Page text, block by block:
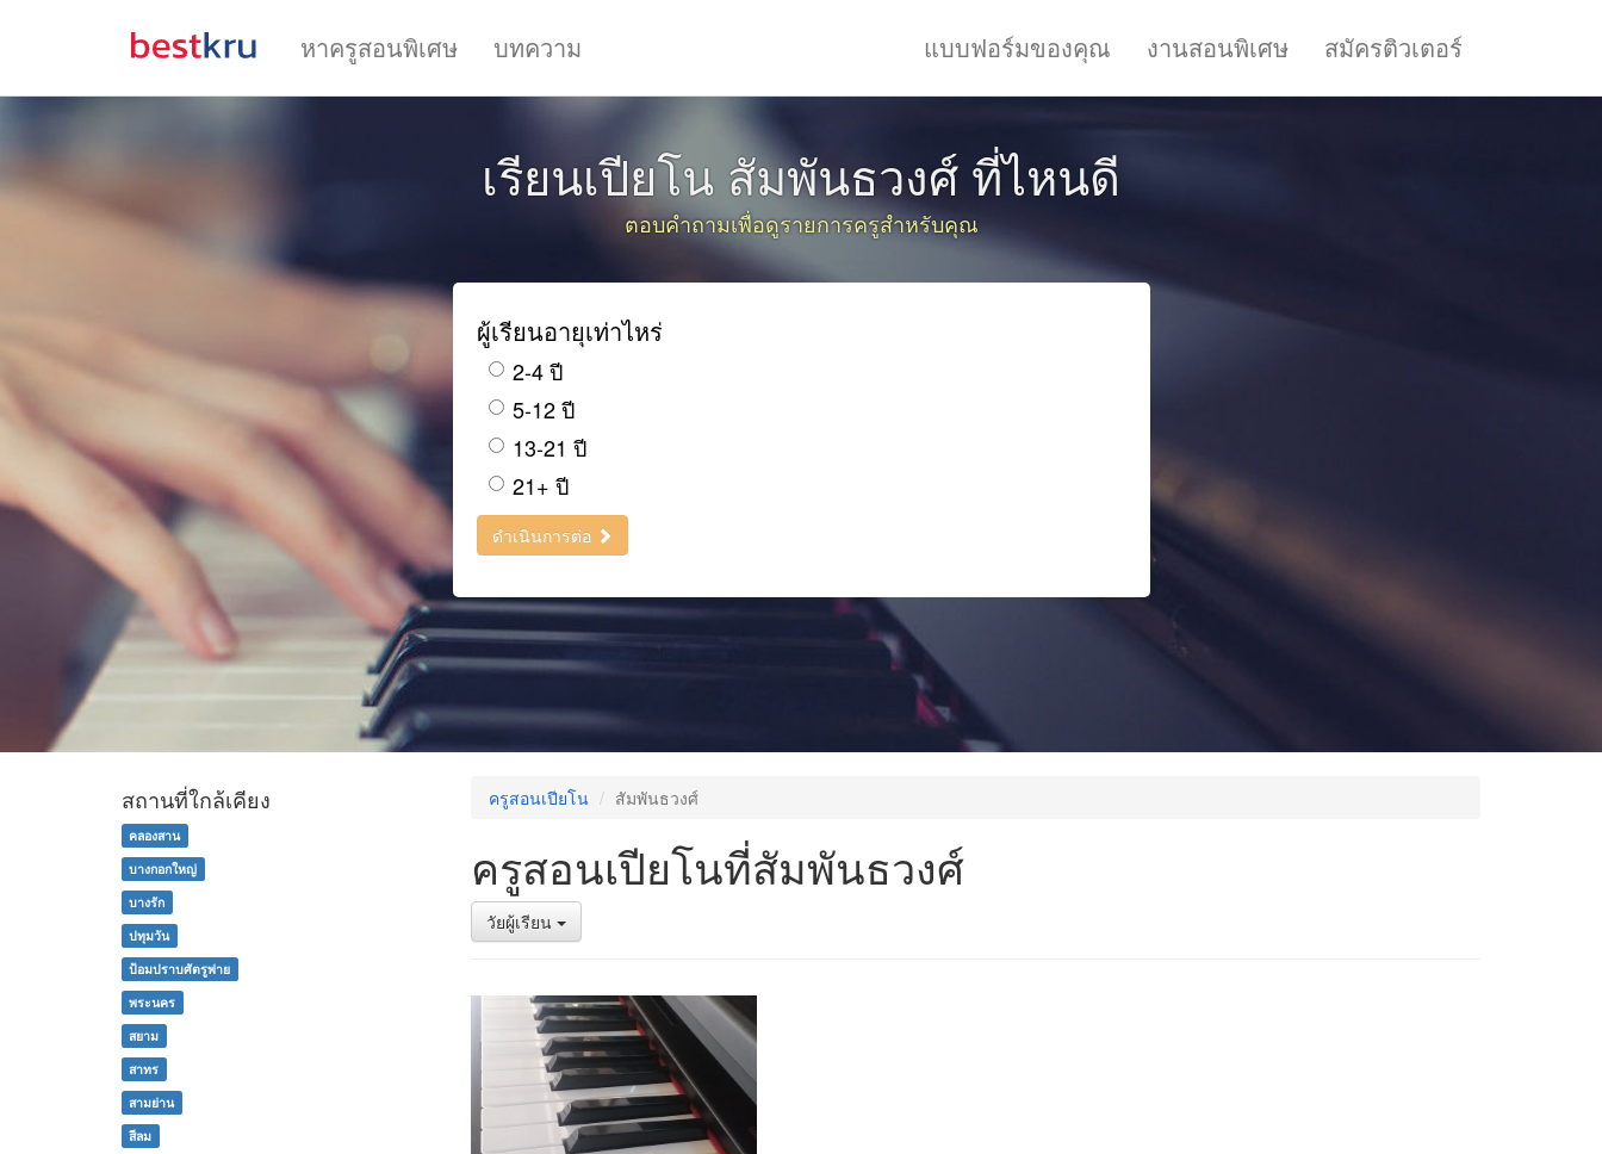
หาครูสอนพิเศษ บทความ แบบฟอร์มของคุณ งานสอนพิเศษ สมัครติวเตอร์
เรียนเปียโน สัมพันธวงศ์ ที่ไหนดี
ตอบคำถามเพื่อดูรายการครูสำหรับคุณ
ผู้เรียนอายุเท่าไหร่
2-4 ปี
5-12 ปี
13-21 ปี
21+ ปี
ดำเนินการต่อ
ครูสอนเปียโน สัมพันธวงศ์
ครูสอนเปียโนที่สัมพันธวงศ์
วัยผู้เรียน
สถานที่ใกล้เคียง
คลองสาน
บางกอกใหญ่
บางรัก
ปทุมวัน
ป้อมปราบศัตรูพ่าย
พระนคร
สยาม
สาทร
สามย่าน
สีลม